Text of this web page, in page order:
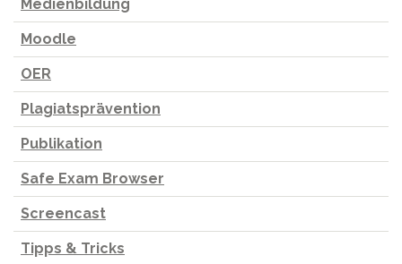
Medienbildung
Moodle
OER
Plagiatsprävention
Publikation
Safe Exam Browser
Screencast
Tipps & Tricks